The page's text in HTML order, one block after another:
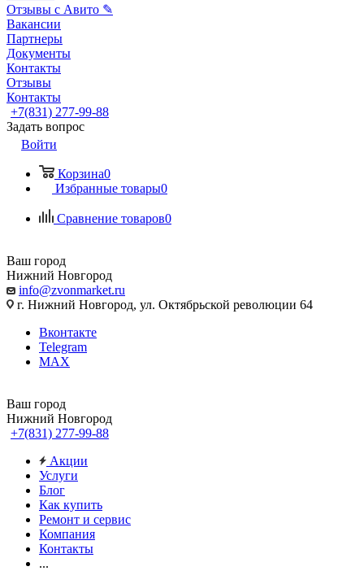
Отзывы с Авито ✎
Вакансии
Партнеры
Документы
Контакты
Отзывы
Контакты
+7(831) 277-99-88
Задать вопрос
Войти
Корзина0
Избранные товары0
Сравнение товаров0
Ваш город
Нижний Новгород
info@zvonmarket.ru
г. Нижний Новгород, ул. Октябрьской революции 64
Вконтакте
Telegram
MAX
Ваш город
Нижний Новгород
+7(831) 277-99-88
Акции
Услуги
Блог
Как купить
Ремонт и сервис
Компания
Контакты
...